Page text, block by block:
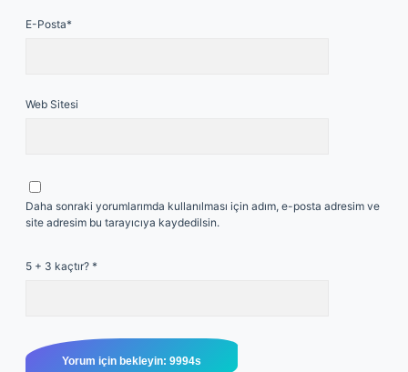
E-Posta*
Web Sitesi
Daha sonraki yorumlarımda kullanılması için adım, e-posta adresim ve
site adresim bu tarayıcıya kaydedilsin.
5 + 3 kaçtır? *